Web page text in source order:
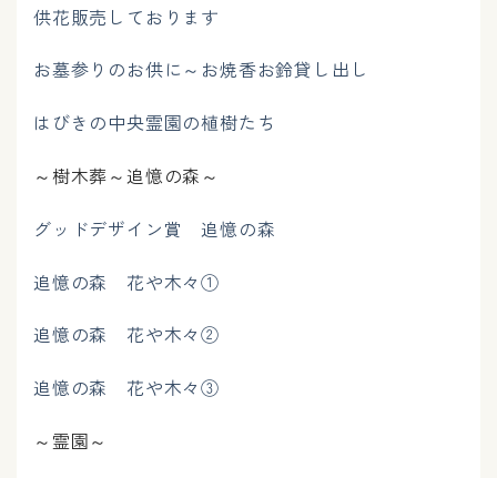
供花販売しております
お墓参りのお供に～お焼香お鈴貸し出し
はびきの中央霊園の植樹たち
～樹木葬～追憶の森～
グッドデザイン賞 追憶の森
追憶の森 花や木々①
追憶の森 花や木々②
追憶の森 花や木々③
～霊園～